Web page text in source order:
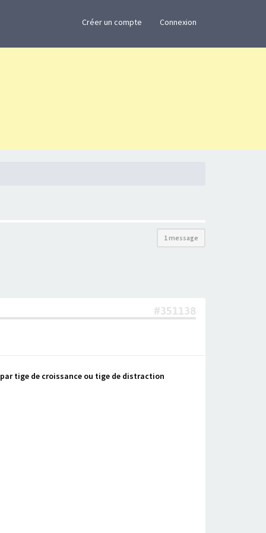
Créer un compte Connexion
1 message
#351138
tige de croissance ou tige de distraction